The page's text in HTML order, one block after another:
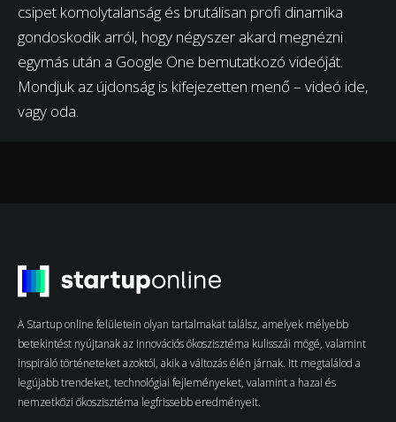
csipet komolytalanság és brutálisan profi dinamika
gondoskodik arról, hogy négyszer akard megnézni
egymás után a Google One bemutatkozó videóját.
Mondjuk az újdonság is kifejezetten menő – videó ide,
vagy oda.
A Startup online felületein olyan tartalmakat találsz, amelyek mélyebb
betekintést nyújtanak az innovációs ökoszisztéma kulisszái mögé, valamint
inspiráló történeteket azoktól, akik a változás élén járnak. Itt megtalálod a
legújabb trendeket, technológiai fejleményeket, valamint a hazai és
nemzetközi ökoszisztéma legfrissebb eredményeit.